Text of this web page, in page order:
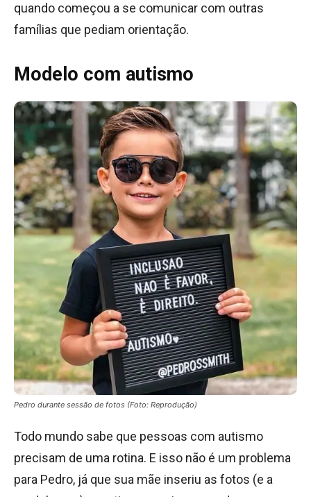
quando começou a se comunicar com outras
famílias que pediam orientação.
Modelo com autismo
Pedro durante sessão de fotos (Foto: Reprodução)
Todo mundo sabe que pessoas com autismo
precisam de uma rotina. E isso não é um problema
para Pedro, já que sua mãe inseriu as fotos (e a